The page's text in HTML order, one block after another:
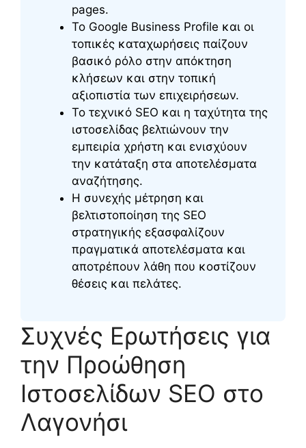
pages.
Το Google Business Profile και οι
τοπικές καταχωρήσεις παίζουν
βασικό ρόλο στην απόκτηση
κλήσεων και στην τοπική
αξιοπιστία των επιχειρήσεων.
Το τεχνικό SEO και η ταχύτητα της
ιστοσελίδας βελτιώνουν την
εμπειρία χρήστη και ενισχύουν
την κατάταξη στα αποτελέσματα
αναζήτησης.
Η συνεχής μέτρηση και
βελτιστοποίηση της SEO
στρατηγικής εξασφαλίζουν
πραγματικά αποτελέσματα και
αποτρέπουν λάθη που κοστίζουν
θέσεις και πελάτες.
Συχνές Ερωτήσεις για
την Προώθηση
Ιστοσελίδων SEO στο
Λαγονήσι